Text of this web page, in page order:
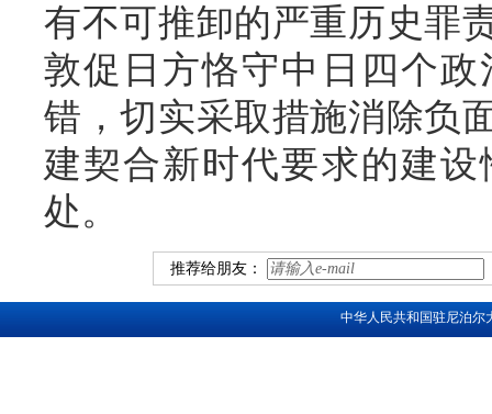
有不可推卸的严重历史罪
敦促日方恪守中日四个
错，切实采取措施消除负
建契合新时代要求的建
处。
推荐给朋友：
中华人民共和国驻尼泊尔